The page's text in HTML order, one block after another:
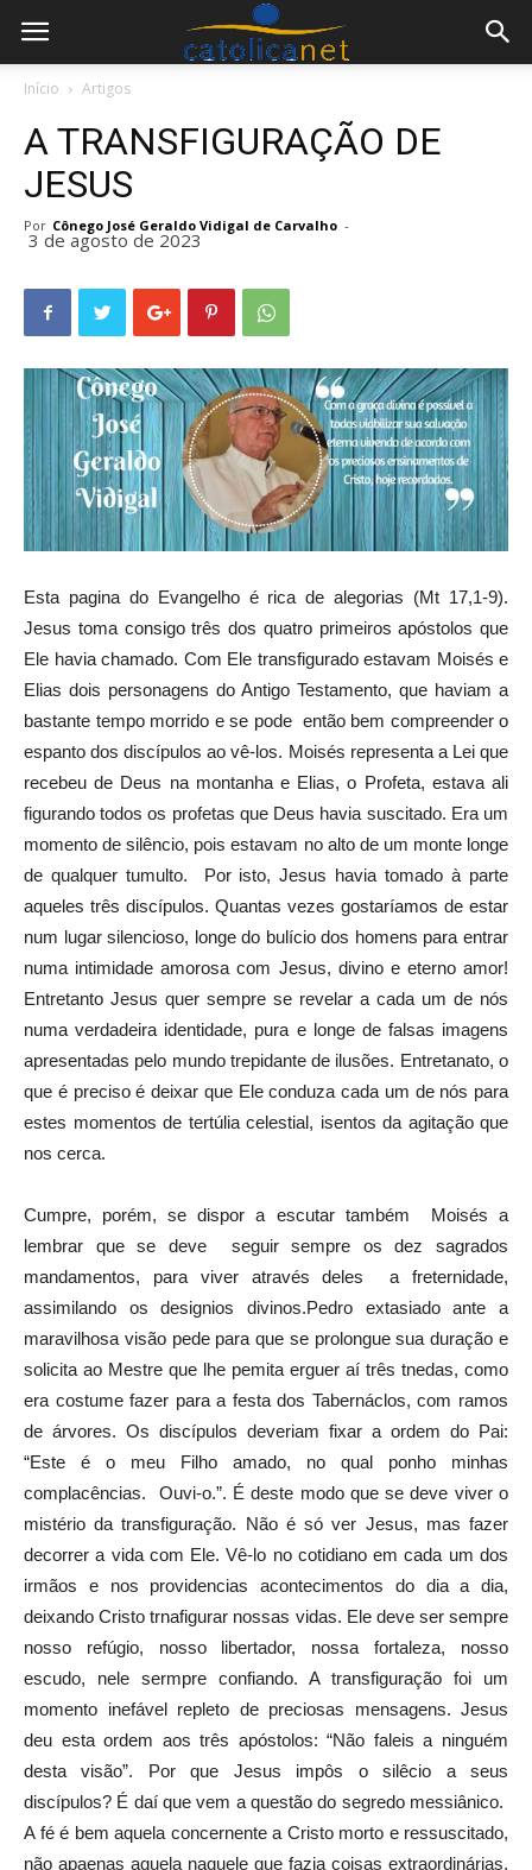
Início Artigos
A TRANSFIGURAÇÃO DE
JESUS
Por Cônego José Geraldo Vidigal de Carvalho -
3 de agosto de 2023
Esta pagina do Evangelho é rica de alegorias (Mt 17,1-9).
Jesus toma consigo três dos quatro primeiros apóstolos que
Ele havia chamado. Com Ele transfigurado estavam Moisés e
Elias dois personagens do Antigo Testamento, que haviam a
bastante tempo morrido e se pode então bem compreender o
espanto dos discípulos ao vê-los. Moisés representa a Lei que
recebeu de Deus na montanha e Elias, o Profeta, estava ali
figurando todos os profetas que Deus havia suscitado. Era um
momento de silêncio, pois estavam no alto de um monte longe
de qualquer tumulto. Por isto, Jesus havia tomado à parte
aqueles três discípulos. Quantas vezes gostaríamos de estar
num lugar silencioso, longe do bulício dos homens para entrar
numa intimidade amorosa com Jesus, divino e eterno amor!
Entretanto Jesus quer sempre se revelar a cada um de nós
numa verdadeira identidade, pura e longe de falsas imagens
apresentadas pelo mundo trepidante de ilusões. Entretanato, o
que é preciso é deixar que Ele conduza cada um de nós para
estes momentos de tertúlia celestial, isentos da agitação que
nos cerca.
Cumpre, porém, se dispor a escutar também Moisés a
lembrar que se deve seguir sempre os dez sagrados
mandamentos, para viver através deles a freternidade,
assimilando os designios divinos.Pedro extasiado ante a
maravilhosa visão pede para que se prolongue sua duração e
solicita ao Mestre que lhe pemita erguer aí três tnedas, como
era costume fazer para a festa dos Tabernáclos, com ramos
de árvores. Os discípulos deveriam fixar a ordem do Pai:
“Este é o meu Filho amado, no qual ponho minhas
complacências. Ouvi-o.”. É deste modo que se deve viver o
mistério da transfiguração. Não é só ver Jesus, mas fazer
decorrer a vida com Ele. Vê-lo no cotidiano em cada um dos
irmãos e nos providencias acontecimentos do dia a dia,
deixando Cristo trnafigurar nossas vidas. Ele deve ser sempre
nosso refúgio, nosso libertador, nossa fortaleza, nosso
escudo, nele sermpre confiando. A transfiguração foi um
momento inefável repleto de preciosas mensagens. Jesus
deu esta ordem aos três apóstolos: “Não faleis a ninguém
desta visão”. Por que Jesus impôs o silêcio a seus
discípulos? É daí que vem a questão do segredo messiânico.
A fé é bem aquela concernente a Cristo morto e ressuscitado,
não apaenas aquela naquele que fazia coisas extraordinárias,